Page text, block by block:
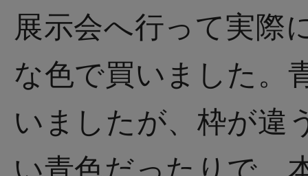
展示会へ行って実際
な色で買いました。
いましたが、枠が違
い青色だったりで、